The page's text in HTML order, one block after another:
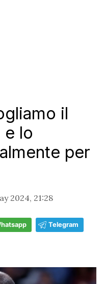
il
lo
per
2024, 21:28
Telegram